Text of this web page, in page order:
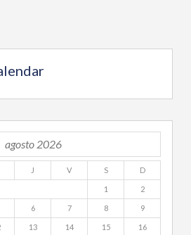
agosto 2026
J V S D
1 2
6 7 8 9
13 14 15 16